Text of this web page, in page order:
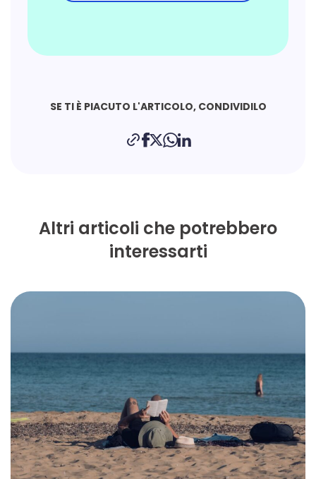
SE TI È PIACUTO L'ARTICOLO, CONDIVIDILO
Altri articoli che potrebbero
interessarti